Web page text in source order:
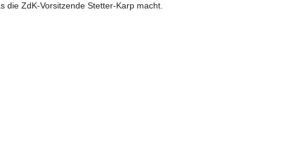
die ZdK-Vorsitzende Stetter-Karp macht.